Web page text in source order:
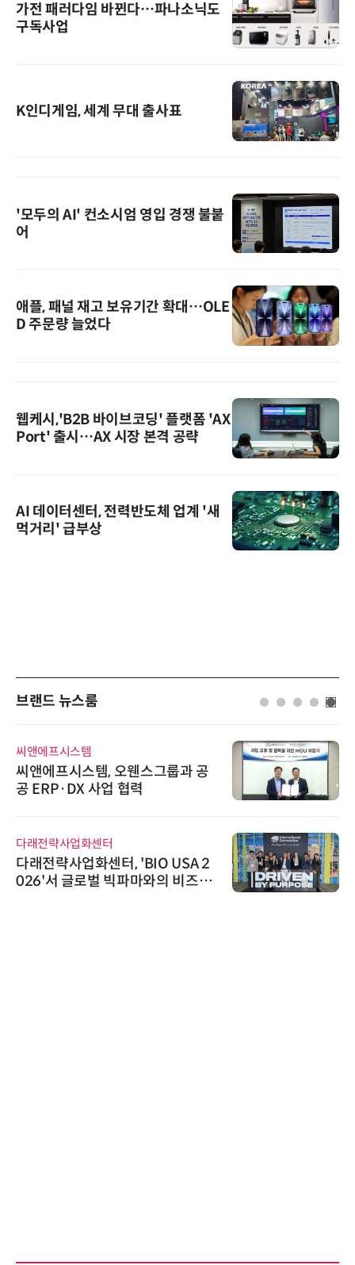
가전 패러다임 바뀐다…파나소닉도
구독사업
K인디게임, 세계 무대 출사표
'모두의 AI' 컨소시엄 영입 경쟁 불붙
어
애플, 패널 재고 보유기간 확대…OLE
D 주문량 늘었다
웹케시,'B2B 바이브코딩' 플랫폼 'AX
Port' 출시…AX 시장 본격 공략
AI 데이터센터, 전력반도체 업계 '새
먹거리' 급부상
브랜드 뉴스룸
템
스템, 오웬스그룹과 공
사업 협력
화센터
업화센터, 'BIO USA 2
벌 빅파마와의 비즈니
비쉐이
비쉐이, 모
원하는
신기 출시
시큐어링크
시큐어링
흥원 AI 초
정